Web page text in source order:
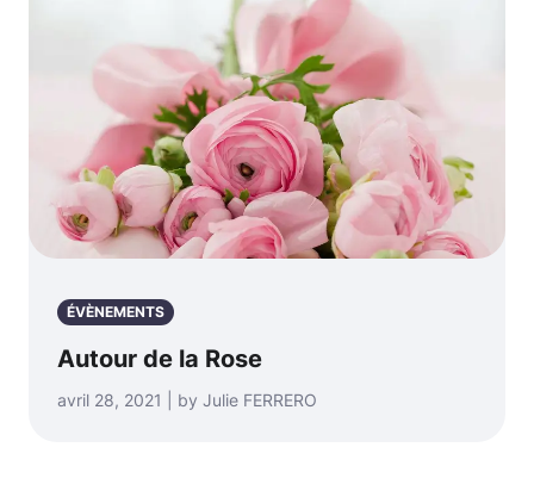
ÉVÈNEMENTS
Autour de la Rose
avril 28, 2021 | by Julie FERRERO